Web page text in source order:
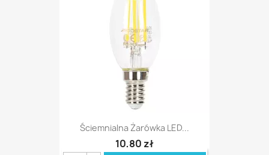
Ściemnialna Żarówka LED...
10,80 zł